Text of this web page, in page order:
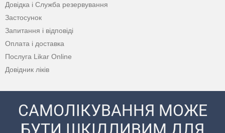
Довідка і Служба резервування
Застосунок
Запитання і відповіді
Оплата і доставка
Послуга Likar Online
Довідник ліків
САМОЛІКУВАННЯ МОЖЕ